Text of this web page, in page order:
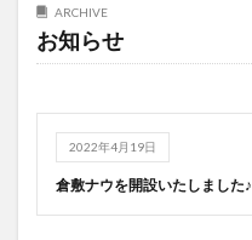
ARCHIVE
お知らせ
2022年4月19日
倉敷ナウを開設いたしました♪